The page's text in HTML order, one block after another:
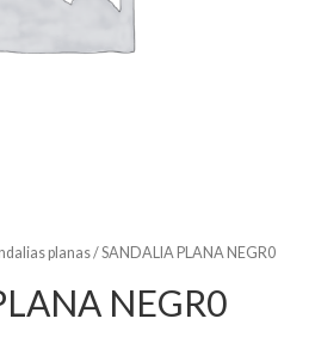
planas/ SANDALIA PLANA NEGR0
NEGR0